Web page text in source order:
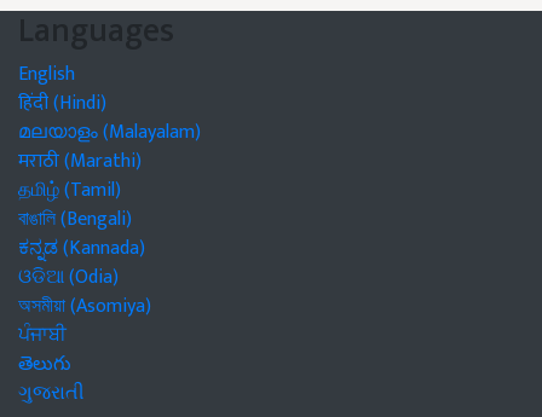
Languages
English
हिंदी (Hindi)
മലയാളം (Malayalam)
मराठी (Marathi)
தமிழ் (Tamil)
বাঙালি (Bengali)
ಕನ್ನಡ (Kannada)
ଓଡିଆ (Odia)
অসমীয়া (Asomiya)
ਪੰਜਾਬੀ
తెలుగు
ગુજરાતી